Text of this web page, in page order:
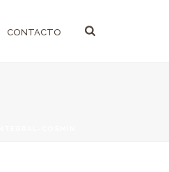
CONTACTO